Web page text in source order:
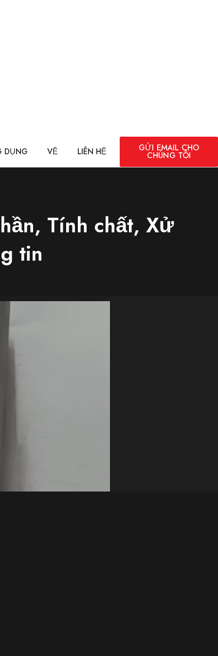
DỤNG VỀ LIÊN HỆ GỬI EMAIL CHO
CHÚNG TÔI
Tính chất, Xử
tin